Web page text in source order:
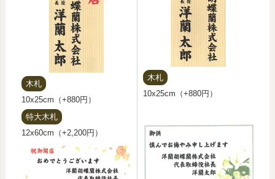
木札
10x25cm（+880円）
特大木札
12x60cm（+2,200円）
木札
10x25cm（+880円）